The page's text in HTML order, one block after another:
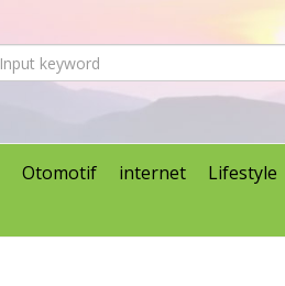
Otomotif internet
Lifestyle